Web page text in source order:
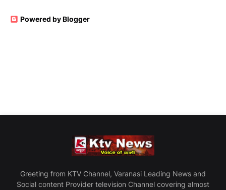
Powered by Blogger
Greeting from KTV Channel, Varanasi Leading News and
Social content Provider television Channel covering almost